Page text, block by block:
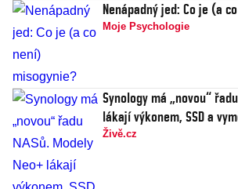
Nenápadný jed: Co je (a
Moje Psychologie
Synology má „novou“
lákají výkonem, SSD a
Živě.cz